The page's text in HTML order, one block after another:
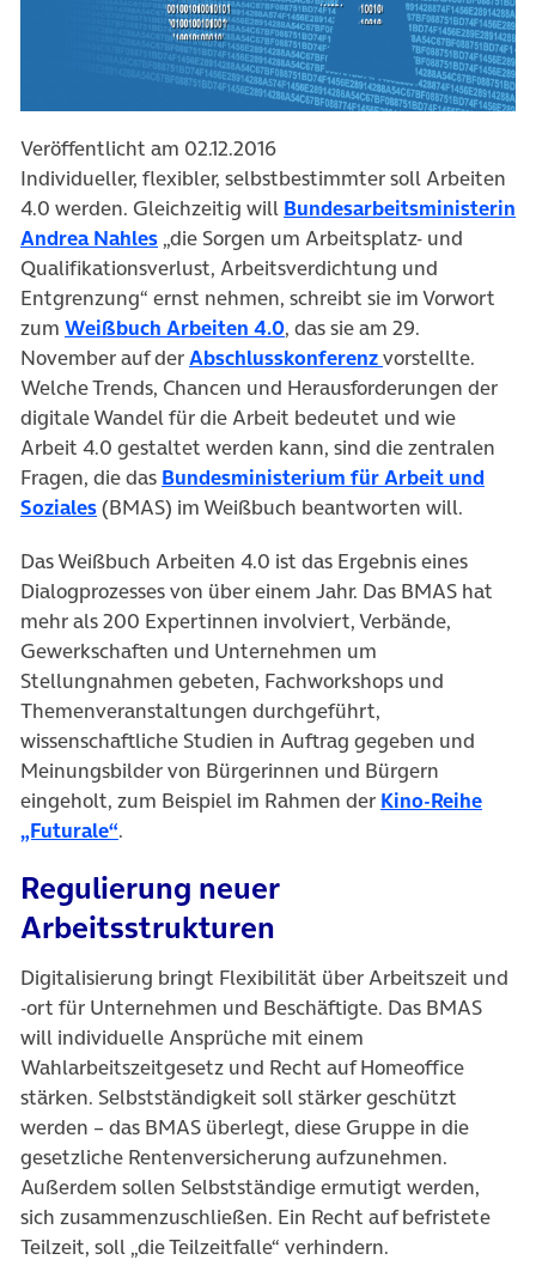
Veröffentlicht am 02.12.2016
Individueller, flexibler, selbstbestimmter soll Arbeiten
4.0 werden. Gleichzeitig will Bundesarbeitsministerin
Andrea Nahles(öffnet in neuem Tab)
„die Sorgen um Arbeitsplatz- und
Qualifikationsverlust, Arbeitsverdichtung und
Entgrenzung“ ernst nehmen, schreibt sie im Vorwort
zum Weißbuch Arbeiten 4.0(öffnet in neuem Tab)
, das sie am 29.
November auf derAbschlusskonferenz(öffnet in
vorstellte.
Welche Trends, Chancen und Herausforderungen der
digitale Wandel für die Arbeit bedeutet und wie
Arbeit 4.0 gestaltet werden kann, sind die zentralen
Fragen, die das Bundesministerium für Arbeit und
Soziales(öffnet in neuem Tab)
(BMAS) im Weißbuch beantworten will.
Das Weißbuch Arbeiten 4.0 ist das Ergebnis eines
Dialogprozesses von über einem Jahr. Das BMAS hat
mehr als 200 Expertinnen involviert, Verbände,
Gewerkschaften und Unternehmen um
Stellungnahmen gebeten, Fachworkshops und
Themenveranstaltungen durchgeführt,
wissenschaftliche Studien in Auftrag gegeben und
Meinungsbilder von Bürgerinnen und Bürgern
eingeholt, zum Beispiel im Rahmen der Kino-Reihe
„Futurale“(öffnet in neuem Tab)
.
Regulierung neuer
Arbeitsstrukturen
Digitalisierung bringt Flexibilität über Arbeitszeit und
-ort für Unternehmen und Beschäftigte. Das BMAS
will individuelle Ansprüche mit einem
Wahlarbeitszeitgesetz und Recht auf Homeoffice
stärken. Selbstständigkeit soll stärker geschützt
werden – das BMAS überlegt, diese Gruppe in die
gesetzliche Rentenversicherung aufzunehmen.
Außerdem sollen Selbstständige ermutigt werden,
sich zusammenzuschließen. Ein Recht auf befristete
Teilzeit, soll „die Teilzeitfalle“ verhindern.